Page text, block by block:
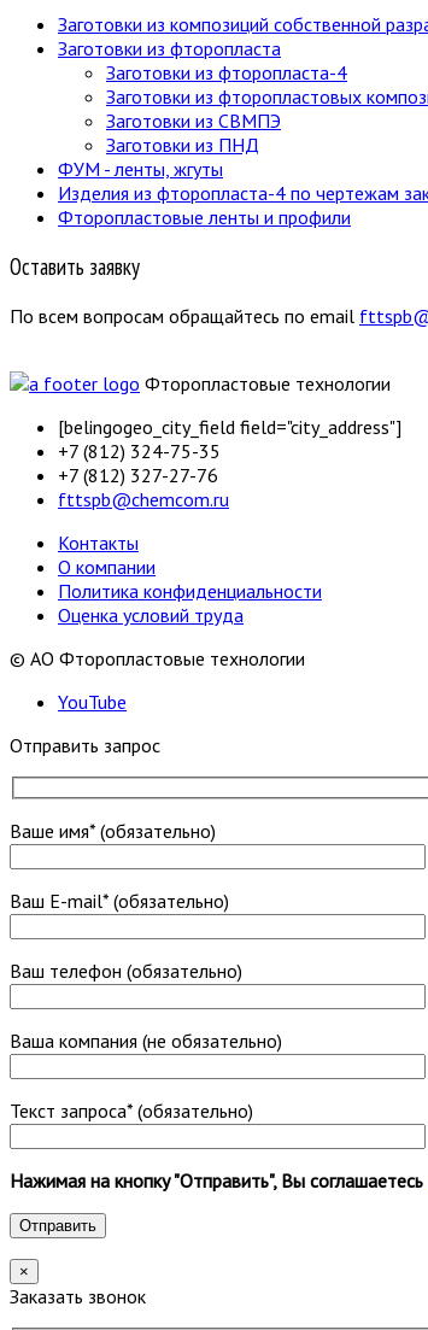
Заготовки из композиций собственной
Заготовки из фторопласта
Заготовки из фторопласта-4
Заготовки из фторопластовых
Заготовки из СВМПЭ
Заготовки из ПНД
ФУМ - ленты, жгуты
Изделия из фторопласта-4 по чертежам
Фторопластовые ленты и профили
Оставить заявку
По всем вопросам обращайтесь по email
Фторопластовые технологии
[belingogeo_city_field field="city_address"]
+7 (812) 324-75-35
+7 (812) 327-27-76
fttspb@chemcom.ru
Контакты
О компании
Политика конфиденциальности
Оценка условий труда
© АО Фторопластовые технологии
YouTube
Отправить запрос
Ваше имя* (обязательно)
Ваш E-mail* (обязательно)
Ваш телефон (обязательно)
Ваша компания (не обязательно)
Текст запроса* (обязательно)
Нажимая на кнопку "Отправить", Вы соглашаетесь
×
Заказать звонок